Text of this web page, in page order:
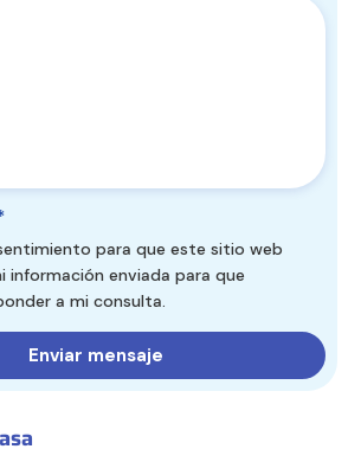
para que este sitio web
información enviada para que
a mi consulta.